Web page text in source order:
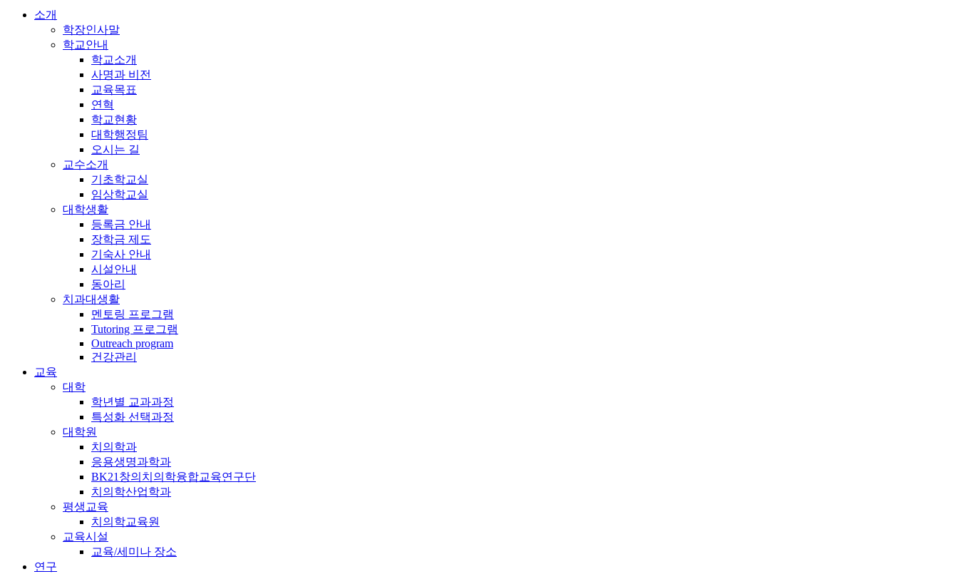
소개
학장인사말
학교안내
학교소개
사명과 비전
교육목표
연혁
학교현황
대학행정팀
오시는 길
교수소개
기초학교실
임상학교실
대학생활
등록금 안내
장학금 제도
기숙사 안내
시설안내
동아리
치과대생활
멘토링 프로그램
Tutoring 프로그램
Outreach program
건강관리
교육
대학
학년별 교과과정
특성화 선택과정
대학원
치의학과
응용생명과학과
BK21창의치의학융합교육연구단
치의학산업학과
평생교육
치의학교육원
교육시설
교육/세미나 장소
연구